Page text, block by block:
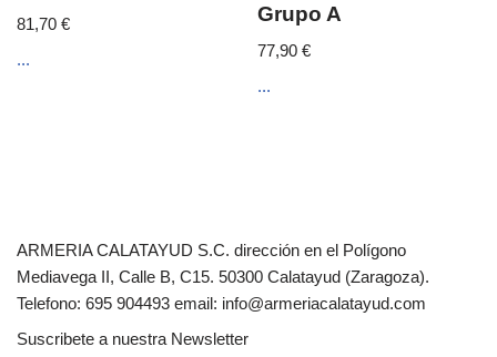
81,70 €
...
Grupo A
77,90€
...
ARMERIA CALATAYUD S.C. dirección en el Polígono
Mediavega II, Calle B, C15. 50300 Calatayud (Zaragoza).
Telefono: 695 904493 email: info@armeriacalatayud.com
Suscribete a nuestra Newsletter